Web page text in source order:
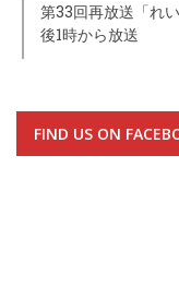
第33回再放送「れ
後1時から放送
FIND US ON